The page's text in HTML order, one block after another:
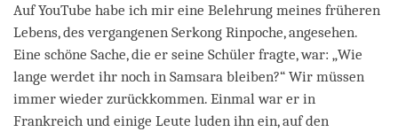
Auf YouTube habe ich mir eine Belehrung meines früheren
Lebens, des vergangenen Serkong Rinpoche, angesehen.
Eine schöne Sache, die er seine Schüler fragte, war: „Wie
lange werdet ihr noch in Samsara bleiben?“ Wir müssen
immer wieder zurückkommen. Einmal war er in
Frankreich und einige Leute luden ihn ein, auf den